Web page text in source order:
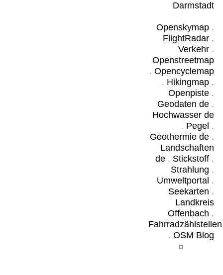
Darmstadt
Openskymap.
FlightRadar.
Verkehr.
Openstreetmap
. Opencyclemap
. Hikingmap.
Openpiste.
Geodaten de.
Hochwasser de
. Pegel .
Geothermie de.
Landschaften
de. Stickstoff.
Strahlung .
Umweltportal .
Seekarten .
Landkreis
Offenbach .
Fahrradzählstellen
. OSM Blog